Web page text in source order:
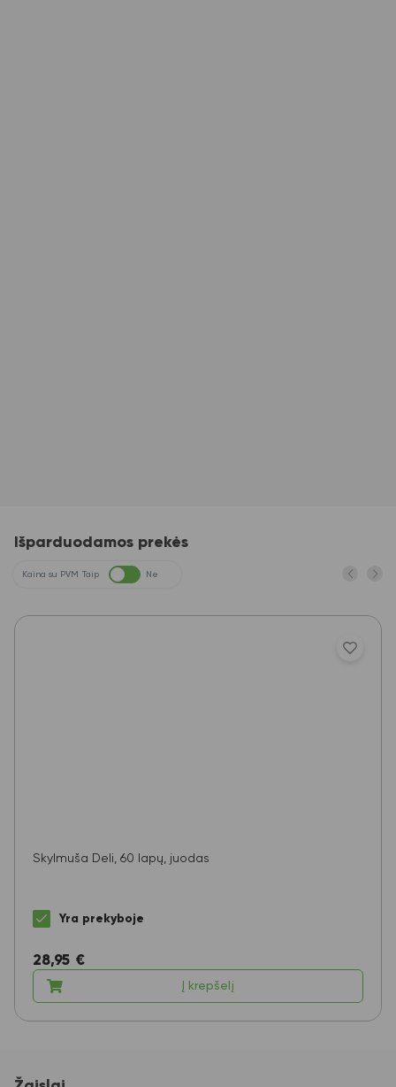
Išparduodamos prekės
Kaina su PVM Taip Ne
Skylmuša Deli, 60 lapų, juodas
Yra prekyboje
28,95 €
Į krepšelį